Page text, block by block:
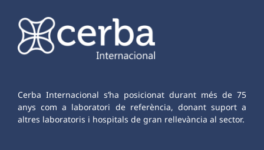
Cerba Internacional s’ha posicionat durant més de 75
anys com a laboratori de referència, donant suport a
altres laboratoris i hospitals de gran rellevància al sector.